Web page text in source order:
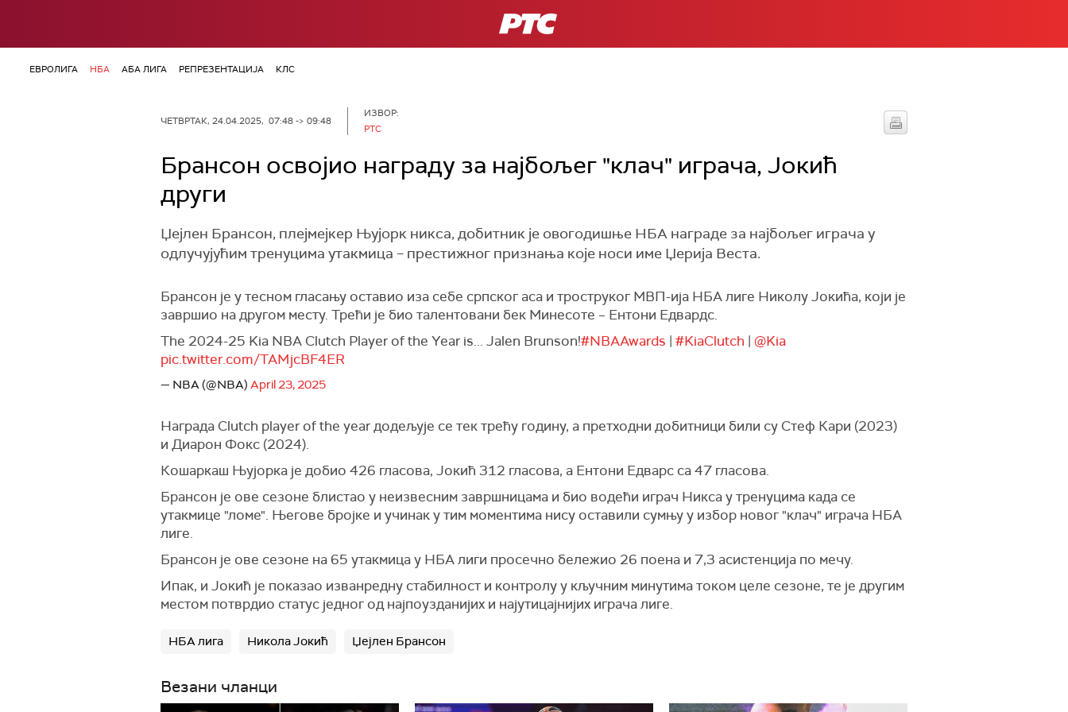
РТС
ЕВРОЛИГА НБА АБА ЛИГА РЕПРЕЗЕНТАЦИЈА КЛС
ЧЕТВРТАК, 24.04.2025, 07:48 -> 09:48
ИЗВОР:
РТС
Брансон освојио награду за најбољег "клач" играча, Јокић
други
Џејлен Брансон, плејмејкер Њујорк никса, добитник је овогодишње НБА награде за најбољег играча у
одлучујућим тренуцима утакмица – престижног признања које носи име Џерија Веста.
Брансон је у тесном гласању оставио иза себе српског аса и троструког МВП-ија НБА лиге Николу Јокића, који је
завршио на другом месту. Трећи је био талентовани бек Минесоте – Ентони Едвардс.
The 2024-25 Kia NBA Clutch Player of the Year is... Jalen Brunson!#NBAAwards | #KiaClutch | @Kia
pic.twitter.com/TAMjcBF4ER
— NBA (@NBA) April 23, 2025
Награда Clutch player of the year додељује се тек трећу годину, а претходни добитници били су Стеф Кари (2023)
и Диарон Фокс (2024).
Кошаркаш Њујорка је добио 426 гласова, Јокић 312 гласова, а Ентони Едварс са 47 гласова.
Брансон је ове сезоне блистао у неизвесним завршницама и био водећи играч Никса у тренуцима када се
утакмице "ломе". Његове бројке и учинак у тим моментима нису оставили сумњу у избор новог "клач" играча НБА
лиге.
Брансон је ове сезоне на 65 утакмица у НБА лиги просечно бележио 26 поена и 7,3 асистенција по мечу.
Ипак, и Јокић је показао изванредну стабилност и контролу у кључним минутима током целе сезоне, те је другим
местом потврдио статус једног од најпоузданијих и најутицајнијих играча лиге.
НБА лига Никола Јокић Џејлен Брансон
Везани чланци